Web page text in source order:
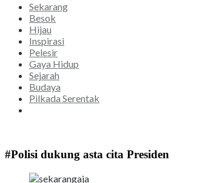
Sekarang
Besok
Hijau
Inspirasi
Pelesir
Gaya Hidup
Sejarah
Budaya
Pilkada Serentak
#Polisi dukung asta cita Presiden